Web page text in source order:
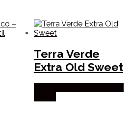
Terra Verde
Extra Old Sweet